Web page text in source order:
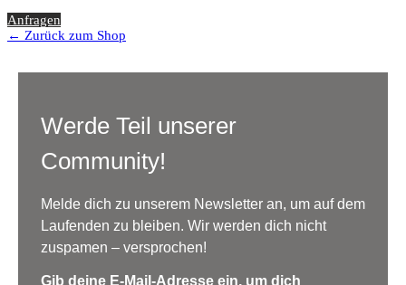
Anfragen
← Zurück zum Shop
Werde Teil unserer
Community!
Melde dich zu unserem Newsletter an, um auf dem
Laufenden zu bleiben. Wir werden dich nicht
zuspamen – versprochen!
Gib deine E-Mail-Adresse ein, um dich